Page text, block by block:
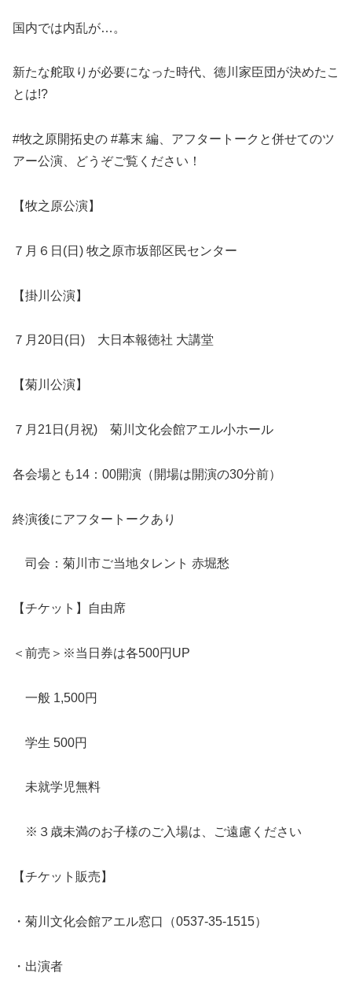
国内では内乱が…。
新たな舵取りが必要になった時代、徳川家臣団が決めたこ
とは!?
#牧之原開拓史の #幕末 編、アフタートークと併せてのツ
アー公演、どうぞご覧ください！
【牧之原公演】
７月６日(日) 牧之原市坂部区民センター
【掛川公演】
７月20日(日) 大日本報徳社 大講堂
【菊川公演】
７月21日(月祝) 菊川文化会館アエル小ホール
各会場とも14：00開演（開場は開演の30分前）
終演後にアフタートークあり
司会：菊川市ご当地タレント 赤堀愁
【チケット】自由席
＜前売＞※当日券は各500円UP
一般 1,500円
学生 500円
未就学児無料
※３歳未満のお子様のご入場は、ご遠慮ください
【チケット販売】
・菊川文化会館アエル窓口（0537-35-1515）
・出演者